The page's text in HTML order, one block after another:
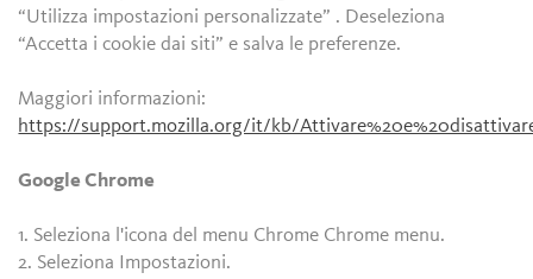
“Utilizza impostazioni personalizzate” . Deseleziona
“Accetta i cookie dai siti” e salva le preferenze.
Maggiori informazioni:
https://support.mozilla.org/it/kb/
Google Chrome
1. Seleziona l'icona del menu Chrome Chrome menu.
2. Seleziona Impostazioni.